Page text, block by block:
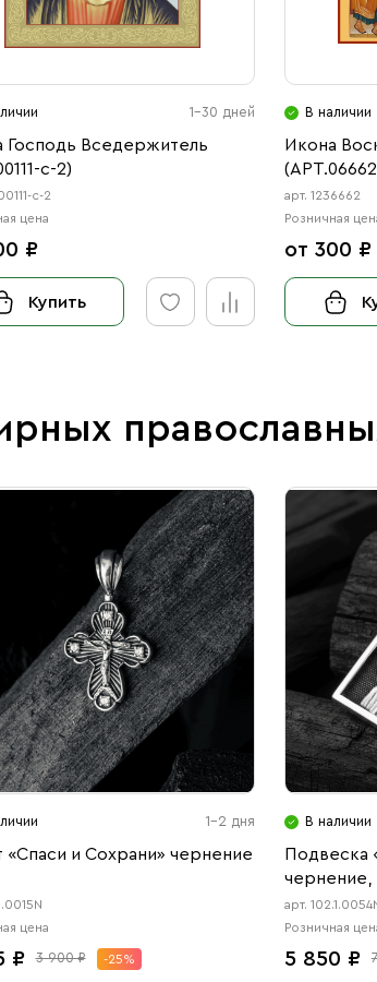
1-30 дней
Господь Вседержитель
с-2)
с-2
цена
₽
Купить
В наличии
Икона
арт. 1236662
Розничная
от 300 ₽
1-2 дня
«Спаси и Сохрани» чернение
цена
₽ 3 900 ₽ -25%
В наличии
Подвеска
чернение,
арт.
Розничная
5 850 ₽